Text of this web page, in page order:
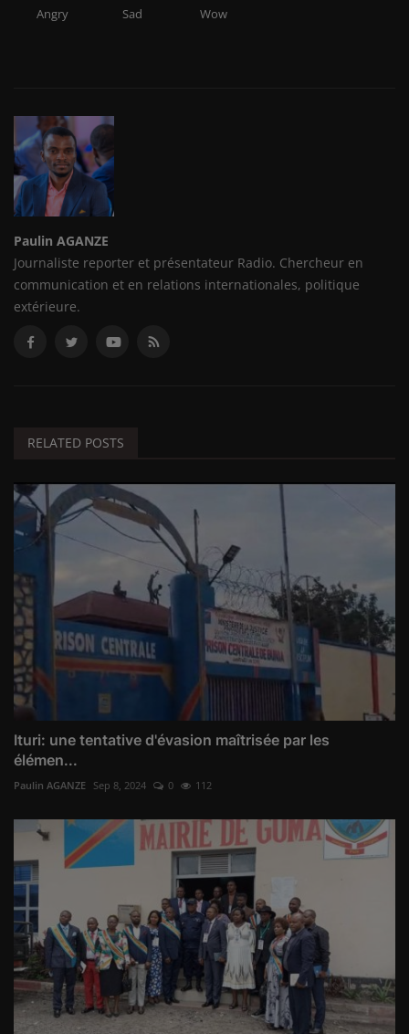
Angry Sad Wow
Paulin AGANZE
Journaliste reporter et présentateur Radio. Chercheur en
communication et en relations internationales, politique
extérieure.
RELATED POSTS
Ituri: une tentative d'évasion maîtrisée par les
élémen...
Paulin AGANZE Sep 8, 2024 0 112